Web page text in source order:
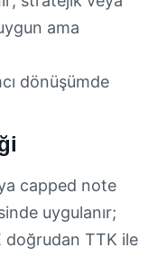
ama
dönüşümde
capped note
uygulanır;
doğrudan TTK ile